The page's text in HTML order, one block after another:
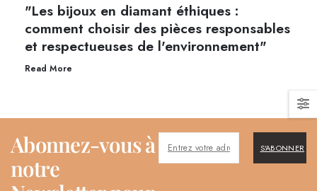
"Les bijoux en diamant éthiques :
comment choisir des pièces responsables
et respectueuses de l'environnement"
Read More
Abonnez-vous à
notre
S'ABONNER